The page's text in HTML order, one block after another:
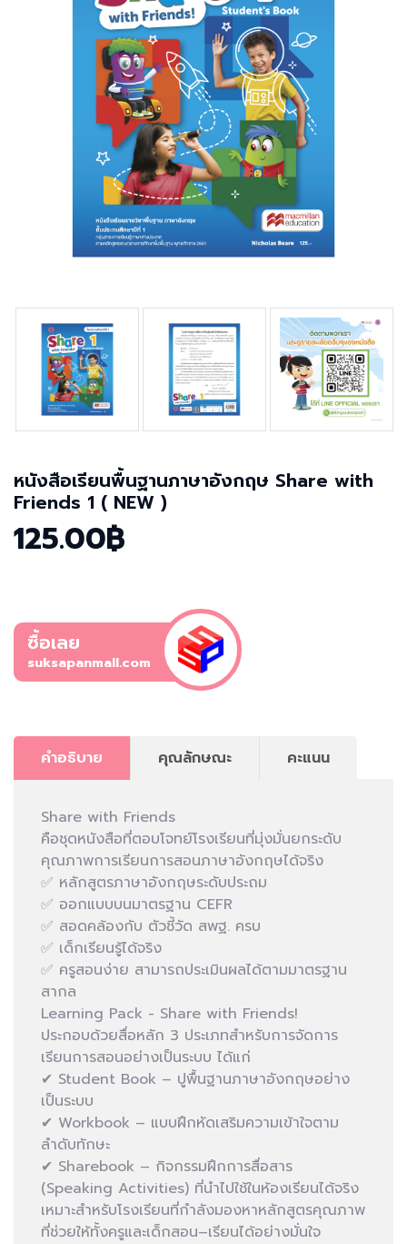
หนังสือเรียนพื้นฐานภาษาอังกฤษ Share with
Friends 1 ( NEW )
125.00฿
ซื้อเลย
suksapanmall.com
คำอธิบาย คุณลักษณะ คะแนน
Share with Friends
คือชุดหนังสือที่ตอบโจทย์โรงเรียนที่มุ่งมั่นยกระดับ
คุณภาพการเรียนการสอนภาษาอังกฤษได้จริง
✅ หลักสูตรภาษาอังกฤษระดับประถม
✅ ออกแบบบนมาตรฐาน CEFR
✅ สอดคล้องกับ ตัวชี้วัด สพฐ. ครบ
✅ เด็กเรียนรู้ได้จริง
✅ ครูสอนง่าย สามารถประเมินผลได้ตามมาตรฐาน
สากล
Learning Pack - Share with Friends!
ประกอบด้วยสื่อหลัก 3 ประเภทสำหรับการจัดการ
เรียนการสอนอย่างเป็นระบบ ได้แก่
✔ Student Book – ปูพื้นฐานภาษาอังกฤษอย่าง
เป็นระบบ
✔ Workbook – แบบฝึกหัดเสริมความเข้าใจตาม
ลำดับทักษะ
✔ Sharebook – กิจกรรมฝึกการสื่อสาร
(Speaking Activities) ที่นำไปใช้ในห้องเรียนได้จริง
เหมาะสำหรับโรงเรียนที่กำลังมองหาหลักสูตรคุณภาพ
ที่ช่วยให้ทั้งครูและเด็กสอน–เรียนได้อย่างมั่นใจ